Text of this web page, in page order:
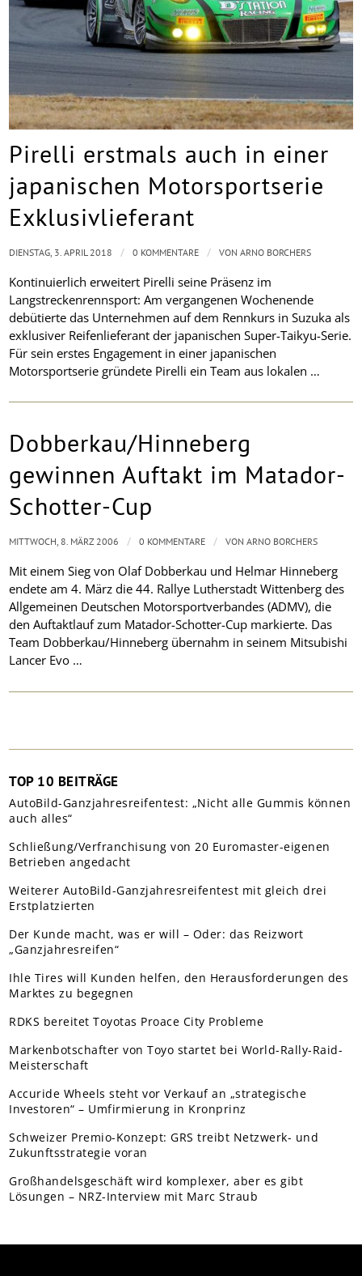
Pirelli erstmals auch in einer
japanischen Motorsportserie
Exklusivlieferant
Kontinuierlich erweitert Pirelli seine Präsenz im
Langstreckenrennsport: Am vergangenen Wochenende
debütierte das Unternehmen auf dem Rennkurs in Suzuka als
exklusiver Reifenlieferant der japanischen Super-Taikyu-Serie.
Für sein erstes Engagement in einer japanischen
Motorsportserie gründete Pirelli ein Team aus lokalen …
DIENSTAG, 3. APRIL 2018 / 0 KOMMENTARE / VONARNO BORCHERS
Dobberkau/Hinneberg
gewinnen Auftakt im Matador-
Schotter-Cup
Mit einem Sieg von Olaf Dobberkau und Helmar Hinneberg
endete am 4. März die 44. Rallye Lutherstadt Wittenberg des
Allgemeinen Deutschen Motorsportverbandes (ADMV), die
den Auftaktlauf zum Matador-Schotter-Cup markierte. Das
Team Dobberkau/Hinneberg übernahm in seinem Mitsubishi
Lancer Evo …
MITTWOCH, 8. MÄRZ 2006 / 0 KOMMENTARE / VONARNO BORCHERS
TOP 10 BEITRÄGE
AutoBild-Ganzjahresreifentest: „Nicht alle Gummis können
auch alles“
Schließung/Verfranchisung von 20 Euromaster-eigenen
Betrieben angedacht
Weiterer AutoBild-Ganzjahresreifentest mit gleich drei
Erstplatzierten
Der Kunde macht, was er will – Oder: das Reizwort
„Ganzjahresreifen“
Ihle Tires will Kunden helfen, den Herausforderungen des
Marktes zu begegnen
RDKS bereitet Toyotas Proace City Probleme
Markenbotschafter von Toyo startet bei World-Rally-Raid-
Meisterschaft
Accuride Wheels steht vor Verkauf an „strategische
Investoren“ – Umfirmierung in Kronprinz
Schweizer Premio-Konzept: GRS treibt Netzwerk- und
Zukunftsstrategie voran
Großhandelsgeschäft wird komplexer, aber es gibt
Lösungen – NRZ-Interview mit Marc Straub